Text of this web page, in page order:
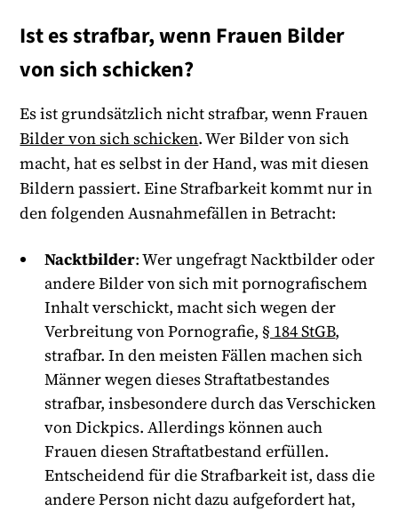
Ist es strafbar, wenn Frauen Bilder
von sich schicken?
Es ist grundsätzlich nicht strafbar, wenn Frauen
Bilder von sich schicken. Wer Bilder von sich
macht, hat es selbst in der Hand, was mit diesen
Bildern passiert. Eine Strafbarkeit kommt nur in
den folgenden Ausnahmefällen in Betracht:
Nacktbilder: Wer ungefragt Nacktbilder oder
andere Bilder von sich mit pornografischem
Inhalt verschickt, macht sich wegen der
Verbreitung von Pornografie,§ 184 StGB,
strafbar. In den meisten Fällen machen sich
Männer wegen dieses Straftatbestandes
strafbar, insbesondere durch das Verschicken
von Dickpics. Allerdings können auch
Frauen diesen Straftatbestand erfüllen.
Entscheidend für die Strafbarkeit ist, dass die
andere Person nicht dazu aufgefordert hat,